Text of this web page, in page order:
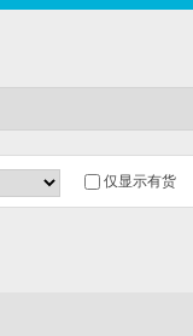
仅显示有货